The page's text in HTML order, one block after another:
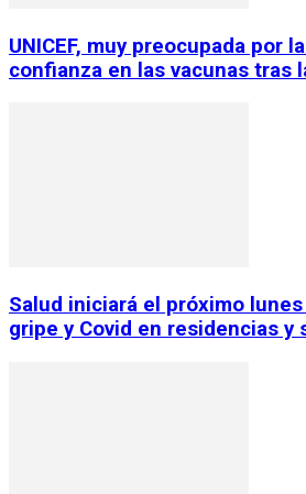
UNICEF, muy preocupada por
confianza en las vacunas tras
Salud iniciará el próximo
gripe y Covid en residencias y